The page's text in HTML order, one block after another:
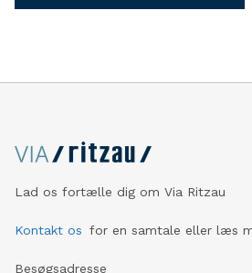
Lad os fortælle dig om Via Ritzau
Kontakt os for en samtale eller læs
Besøgsadresse